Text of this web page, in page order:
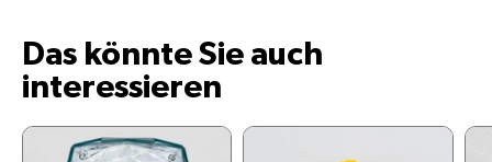
Das könnte Sie auch
interessieren